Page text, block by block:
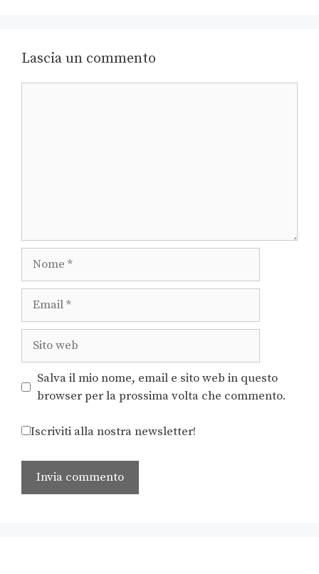
Lascia un commento
Salva il mio nome, email e sito web in questo
browser per la prossima volta che commento.
Iscriviti alla nostra newsletter!